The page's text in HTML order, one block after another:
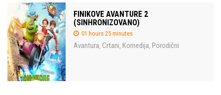
FINIKOVE AVANTURE 2
(SINHRONIZOVANO)
01 hours 25 minutes
Avantura, Crtani, Komedija, Porodični